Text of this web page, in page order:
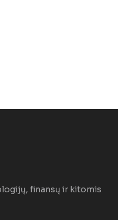
finansų ir kitomis